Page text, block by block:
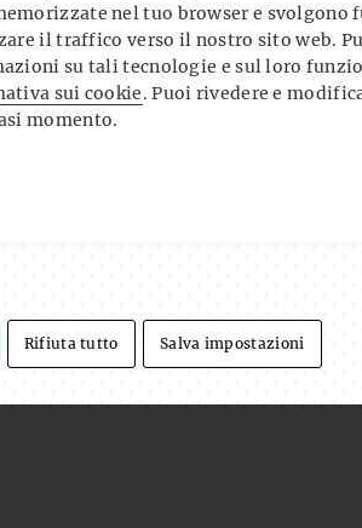
nel tuo browser e svolgono
il traffico verso il nostro sito web.
su tali tecnologie e sul loro
sui cookie. Puoi rivedere e
momento.
Rifiuta tutto Salva impostazioni